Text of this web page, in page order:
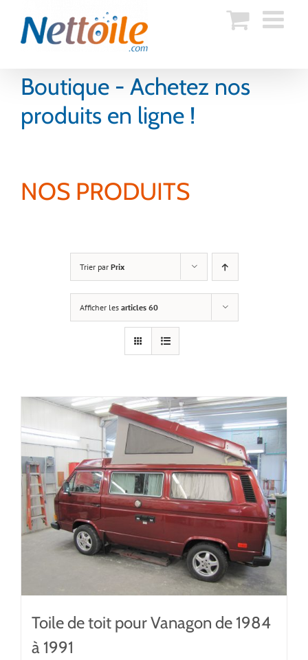
Boutique - Achetez nos
produits en ligne !
NOS PRODUITS
Trier par Prix
Afficher les articles 60
Toile de toit pour Vanagon de 1984
à 1991